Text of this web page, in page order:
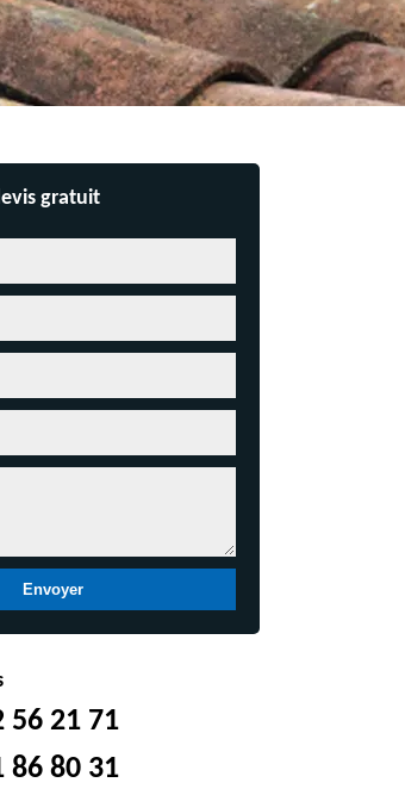
gratuit
56 21 71
86 80 31